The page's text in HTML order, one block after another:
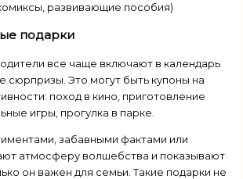
развивающие пособия)
подарки
все чаще включают в календарь
сюрпризы. Это могут быть купоны на
поход в кино, приготовление
игры, прогулка в парке.
забавными фактами или
атмосферу волшебства и показывают
он важен для семьи. Такие подарки не